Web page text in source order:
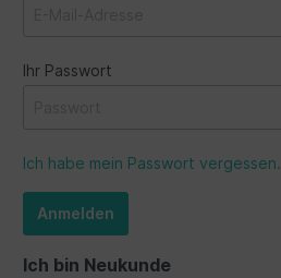
Ihr Passwort
Ich habe mein Passwort vergessen.
Anmelden
Ich bin Neukunde